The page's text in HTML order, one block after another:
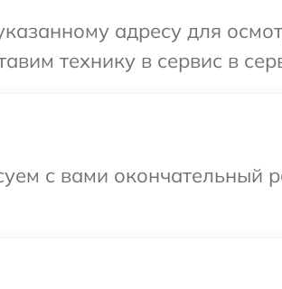
адресу для
технику в сервис в
с вами окончательный